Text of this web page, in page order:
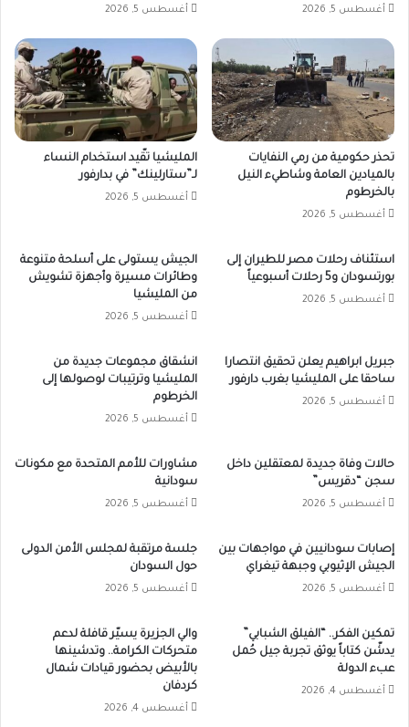
أغسطس 5, 2026 أغسطس 5, 2026
تحذر حكومية من رمي النفايات
بالميادين العامة وشاطيء النيل
بالخرطوم
أغسطس 5, 2026
المليشيا تقّيد استخدام النساء
لـ”ستارلينك” في بدارفور
أغسطس 5, 2026
استئناف رحلات مصر للطيران إلى
بورتسودان و5 رحلات أسبوعياً
أغسطس 5, 2026
الجيش يستولى على أسلحة متنوعة
وطائرات مسيرة وأجهزة تشويش
من المليشيا
أغسطس 5, 2026
جبريل ابراهيم يعلن تحقيق انتصارا
ساحقا على المليشيا بغرب دارفور
أغسطس 5, 2026
انشقاق مجموعات جديدة من
المليشيا وترتيبات لوصولها إلى
الخرطوم
أغسطس 5, 2026
حالات وفاة جديدة لمعتقلين داخل
سجن “دقريس”
أغسطس 5, 2026
مشاورات للأمم المتحدة مع مكونات
سودانية
أغسطس 5, 2026
إصابات سودانيين في مواجهات بين
الجيش الإثيوبي وجبهة تيغراي
أغسطس 5, 2026
جلسة مرتقبة لمجلس الأمن الدولى
حول السودان
أغسطس 5, 2026
تمكين الفكر.. “الفيلق الشبابي”
يدشّن كتاباً يوثق تجربة جيل حُمل
عبء الدولة
أغسطس 4, 2026
والي الجزيرة يسيّر قافلة لدعم
متحركات الكرامة.. وتدشينها
بالأبيض بحضور قيادات شمال
كردفان
أغسطس 4, 2026